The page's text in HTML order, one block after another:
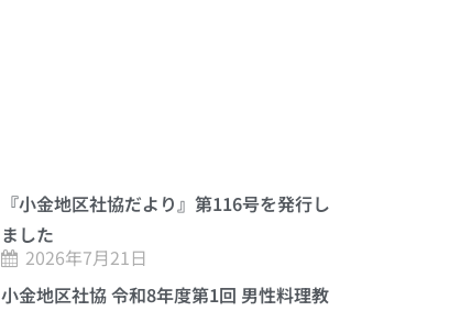
『小金地区社協だより』第116号を発行し
ました
2026年7月21日
小金地区社協 令和8年度第1回 男性料理教